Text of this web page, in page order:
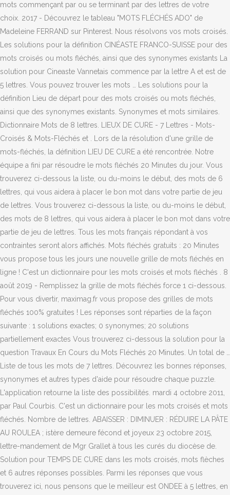
mots commençant par ou se terminant par des lettres de votre
choix. 2017 - Découvrez le tableau "MOTS FLÉCHÉS ADO" de
Madeleine FERRAND sur Pinterest. Nous résolvons vos mots croisés.
Les solutions pour la définition CINÉASTE FRANCO-SUISSE pour des
mots croisés ou mots fléchés, ainsi que des synonymes existants La
solution pour Cineaste Vannetais commence par la lettre A et est de
5 lettres. Vous pouvez trouver les mots … Les solutions pour la
définition Lieu de départ pour des mots croisés ou mots fléchés,
ainsi que des synonymes existants. Synonymes et mots similaires.
Dictionnaire Mots de 8 lettres. LIEUX DE CURE - 7 Lettres - Mots-
Croisés & Mots-Fléchés et . Lors de la résolution d'une grille de
mots-fléchés, la définition LIEU DE CURE a été rencontrée. Notre
équipe a fini par résoudre le mots fléchés 20 Minutes du jour. Vous
trouverez ci-dessous la liste, ou du-moins le début, des mots de 6
lettres, qui vous aidera à placer le bon mot dans votre partie de jeu
de lettres. Vous trouverez ci-dessous la liste, ou du-moins le début,
des mots de 8 lettres, qui vous aidera à placer le bon mot dans votre
partie de jeu de lettres. Tous les mots français répondant à vos
contraintes seront alors affichés. Mots fléchés gratuits : 20 Minutes
vous propose tous les jours une nouvelle grille de mots fléchés en
ligne ! C'est un dictionnaire pour les mots croisés et mots fléchés . 8
août 2019 - Remplissez la grille de mots fléchés force 1 ci-dessous.
Pour vous divertir, maximag.fr vous propose des grilles de mots
fléchés 100% gratuites ! Les réponses sont réparties de la façon
suivante : 1 solutions exactes; 0 synonymes; 20 solutions
partiellement exactes Vous trouverez ci-dessous la solution pour la
question Travaux En Cours du Mots Fléchés 20 Minutes. Un total de …
Liste de tous les mots de 7 lettres. Découvrez les bonnes réponses,
synonymes et autres types d'aide pour résoudre chaque puzzle.
L'application retourne la liste des possibilités. mardi 4 octobre 2011,
par Paul Courbis. C'est un dictionnaire pour les mots croisés et mots
fléchés. Nombre de lettres. ABAISSER : DIMINUER : RÉDUIRE LA PÂTE
AU ROULEA ; istère demeure fécond et joyeux 23 octobre 2015,
lettre-mandement de Mgr Grallet à tous les curés du diocèse de.
Solution pour TEMPS DE CURE dans les mots croisés, mots flèches
et 6 autres réponses possibles. Parmi les réponses que vous
trouverez ici, nous pensons que le meilleur est ONDEE à 5 lettres, en